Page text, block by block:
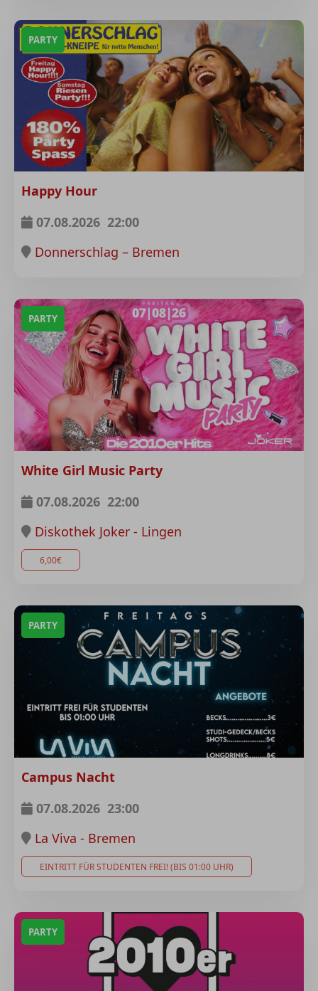
PARTY
Happy Hour
07.08.2026 22:00
Donnerschlag – Bremen
PARTY
White Girl Music Party
07.08.2026 22:00
Diskothek Joker - Lingen
6,00€
PARTY
Campus Nacht
07.08.2026 23:00
La Viva - Bremen
EINTRITT FÜR STUDENTEN FREI! (BIS 01:00 UHR)
PARTY